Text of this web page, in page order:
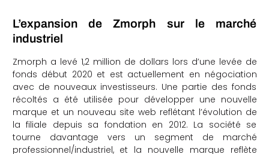
L’expansion de Zmorph sur le marché
industriel
Zmorph a levé 1,2 million de dollars lors d’une levée de
fonds début 2020 et est actuellement en négociation
avec de nouveaux investisseurs. Une partie des fonds
récoltés a été utilisée pour développer une nouvelle
marque et un nouveau site web reflétant l’évolution de
la filiale depuis sa fondation en 2012. La société se
tourne davantage vers un segment de marché
professionnel/industriel, et la nouvelle marque reflète